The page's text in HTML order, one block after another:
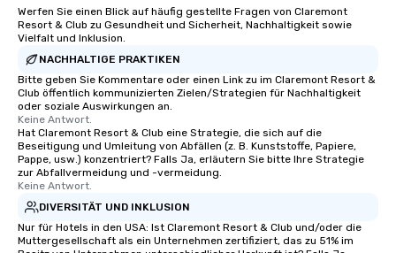
Werfen Sie einen Blick auf häufig gestellte Fragen von Claremont
Resort & Club zu Gesundheit und Sicherheit, Nachhaltigkeit sowie
Vielfalt und Inklusion.
NACHHALTIGE PRAKTIKEN
Bitte geben Sie Kommentare oder einen Link zu im Claremont Resort &
Club öffentlich kommunizierten Zielen/Strategien für Nachhaltigkeit
oder soziale Auswirkungen an.
Keine Antwort.
Hat Claremont Resort & Club eine Strategie, die sich auf die
Beseitigung und Umleitung von Abfällen (z. B. Kunststoffe, Papiere,
Pappe, usw.) konzentriert? Falls Ja, erläutern Sie bitte Ihre Strategie
zur Abfallvermeidung und -vermeidung.
Keine Antwort.
DIVERSITÄT UND INKLUSION
Nur für Hotels in den USA: Ist Claremont Resort & Club und/oder die
Muttergesellschaft als ein Unternehmen zertifiziert, das zu 51% im